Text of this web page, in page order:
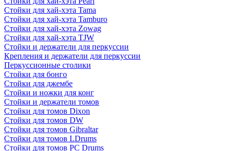
Стойки для хай-хэта Tama
Стойки для хай-хэта Tamburo
Стойки для хай-хэта Zowag
Стойки для хай-хэта TJW
Стойки и держатели для перкуссии
Крепления и держатели для перкуссии
Перкуссионные столики
Стойки для бонго
Стойки для джембе
Стойки и ножки для конг
Стойки и держатели томов
Стойки для томов Dixon
Стойки для томов DW
Стойки для томов Gibraltar
Стойки для томов LDrums
Стойки для томов PC Drums